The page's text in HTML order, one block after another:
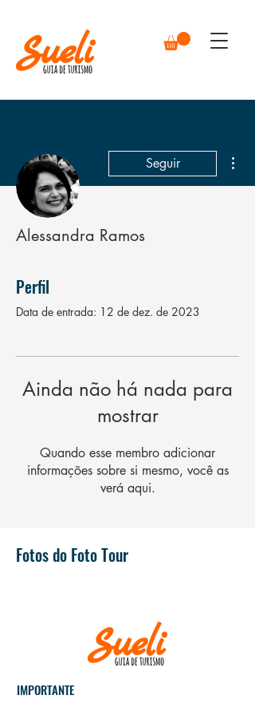
Seguir
Alessandra Ramos
Perfil
Data de entrada: 12 de dez. de 2023
Ainda não há nada para
mostrar
Quando esse membro adicionar
informações sobre si mesmo, você as
verá aqui.
Fotos do Foto Tour
IMPORTANTE